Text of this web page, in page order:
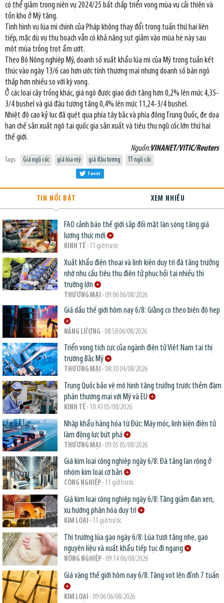
có thể giảm trong niên vụ 2024/25 bất chấp triển vọng mùa vụ cải thiện và
tồn kho ở Mỹ tăng.
Tình hình vụ lúa mì chính của Pháp không thay đổi trong tuần thứ hai liên
tiếp, mặc dù vụ thu hoạch vẫn có khả năng sụt giảm vào mùa hè này sau
một mùa trồng trọt ẩm ướt.
Theo Bộ Nông nghiệp Mỹ, doanh số xuất khẩu lúa mì của Mỹ trong tuần kết
thúc vào ngày 13/6 cao hơn ước tính thương mại nhưng doanh số bán ngô
thấp hơn nhiều so với kỳ vọng.
Ở các loại cây trồng khác, giá ngô được giao dịch tăng hơn 0,2% lên mức 4,35-
3/4 bushel và giá đậu tương tăng 0,4% lên mức 11,24-3/4 bushel.
Nhiệt độ cao kỷ lục đã quét qua phía tây bắc và phía đông Trung Quốc, đe dọa
hạn chế sản xuất ngô tại quốc gia sản xuất và tiêu thụ ngũ cốc lớn thứ hai
thế giới.
Nguồn:VINANET/VITIC/Reuters
Tags: Giá ngũ cốc giá lúa mỳ giá đậu tương TT ngũ cốc
Tweet
TIN NỔI BẬT XEM NHIỀU
FAO cảnh báo thế giới sắp đối mặt làn sóng tăng giá
lương thực mới
KINH TẾ- 11 giờ trước
Xuất khẩu điện thoại và linh kiện duy trì đà tăng trưởng
nhờ nhu cầu tiêu thụ điện tử phục hồi tại nhiều thị
trường lớn
THƯƠNG MẠI - 09:06 06/08/2026
Giá dầu thế giới hôm nay 6/8: Giằng co theo biên độ hẹp
NĂNG LƯỢNG - 08:58 06/08/2026
Triển vọng tích cực của ngành điện tử Việt Nam tại thị
trường Bắc Mỹ
THƯƠNG MẠI - 08:30 04/08/2026
Trung Quốc bảo vệ mô hình tăng trưởng trước thềm đàm
phán thương mại với Mỹ và EU
KINH TẾ- 10:43 05/08/2026
Nhập khẩu hàng hóa từ Đức: Máy móc, linh kiện điện tử
làm động lực bứt phá
THƯƠNG MẠI - 09:05 05/08/2026
Giá kim loại công nghiệp ngày 6/8: Đà tăng lan rộng ở
nhóm kim loại cơ bản
CÔNG NGHIỆP- 11 giờ trước
Giá kim loại công nghiệp ngày 6/8: Tăng giảm đan xen,
xu hướng phân hóa duy trì
KIM LOẠI - 11 giờ trước
Thị trường lúa gạo ngày 6/8: Lúa tươi tăng nhẹ, gạo
nguyên liệu và xuất khẩu tiếp tục đi ngang
NÔNG NGHIỆP- 09:14 06/08/2026
Giá vàng thế giới hôm nay 6/8: Tăng vọt lên đỉnh 7 tuần
KIM LOẠI - 09:06 06/08/2026